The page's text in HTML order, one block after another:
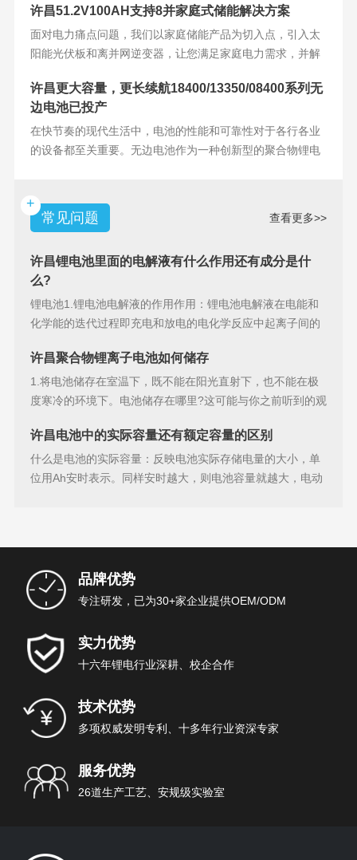
许昌51.2V100AH支持8并家庭式储能解决方案
面对电力痛点问题，我们以家庭储能产品为切入点，引入太
阳能光伏板和离并网逆变器，让您满足家庭电力需求，并解
许昌更大容量，更长续航18400/13350/08400系列无
边电池已投产
在快节奏的现代生活中，电池的性能和可靠性对于各行各业
的设备都至关重要。无边电池作为一种创新型的聚合物锂电
+
常见问题
查看更多>>
许昌锂电池里面的电解液有什么作用还有成分是什
么?
锂电池1.锂电池电解液的作用作用：锂电池电解液在电能和
化学能的迭代过程即充电和放电的电化学反应中起离子间的
许昌聚合物锂离子电池如何储存
1.将电池储存在室温下，既不能在阳光直射下，也不能在极
度寒冷的环境下。电池储存在哪里?这可能与你之前听到的观
许昌电池中的实际容量还有额定容量的区别
什么是电池的实际容量：反映电池实际存储电量的大小，单
位用Ah安时表示。同样安时越大，则电池容量就越大，电动
品牌优势
专注研发，已为30+家企业提供OEM/ODM
实力优势
十六年锂电行业深耕、校企合作
技术优势
多项权威发明专利、十多年行业资深专家
服务优势
26道生产工艺、安规级实验室